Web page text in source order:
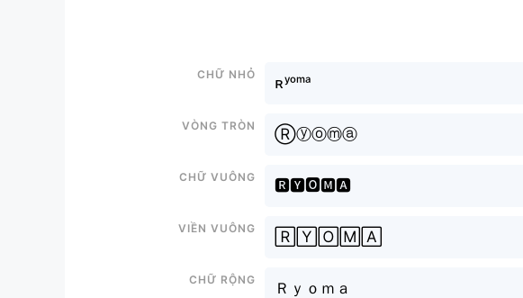
Chữ nhỏ
ʀʸᵒᵐᵃ
Vòng tròn
Ⓡⓨⓞⓜⓐ
Chữ vuông
🆁🆈🅾🅼🅰
Viền vuông
🅁🅈🄾🄼🄰
Chữ rộng
Ｒｙｏｍａ